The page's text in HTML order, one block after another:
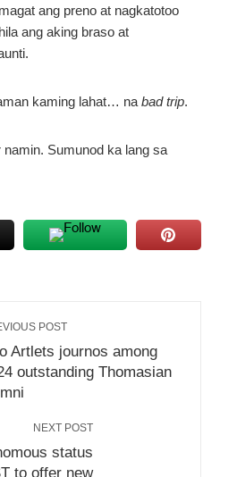
ang preno at nagkatotoo
ang aking braso at
kaming lahat… na bad trip.
Sumunod ka lang sa
POST
Artlets journos among
outstanding Thomasian
NEXT POST
status
to offer new